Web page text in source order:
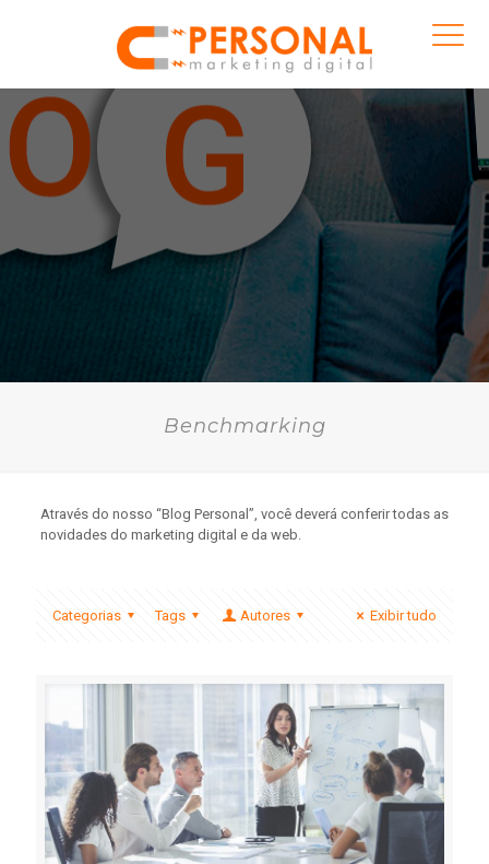
Benchmarking
Através do nosso “Blog Personal”, você deverá conferir todas as
novidades do marketing digital e da web.
Categorias Tags Autores Exibir tudo